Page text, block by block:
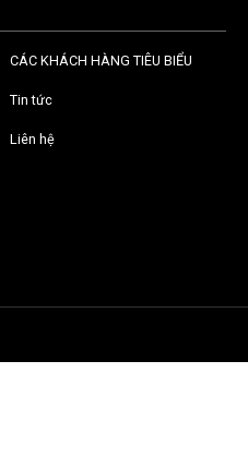
CÁC KHÁCH HÀNG TIÊU BIỂU
Tin tức
Liên hệ